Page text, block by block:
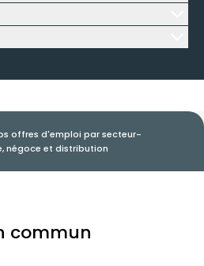
offres d'emploi par secteur-
négoce et distribution
commun